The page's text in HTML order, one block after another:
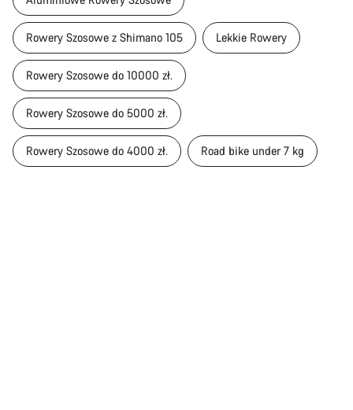
Rowery Szosowe z Shimano 105 Lekkie Rowery
Rowery Szosowe do 10000 zł.
Rowery Szosowe do 5000 zł.
Rowery Szosowe do 4000 zł. Road bike under 7 kg